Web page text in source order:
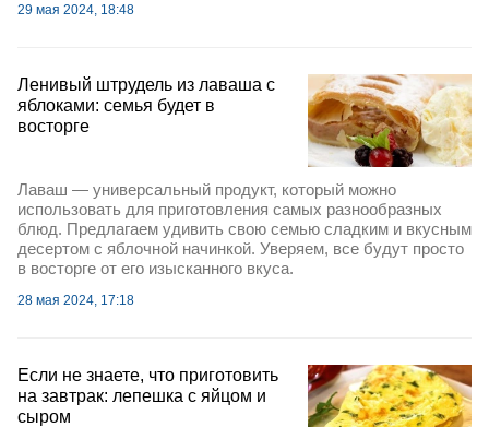
29 мая 2024, 18:48
Ленивый штрудель из лаваша с
яблоками: семья будет в
восторге
Лаваш — универсальный продукт, который можно
использовать для приготовления самых разнообразных
блюд. Предлагаем удивить свою семью сладким и вкусным
десертом с яблочной начинкой. Уверяем, все будут просто
в восторге от его изысканного вкуса.
28 мая 2024, 17:18
Если не знаете, что приготовить
на завтрак: лепешка с яйцом и
сыром